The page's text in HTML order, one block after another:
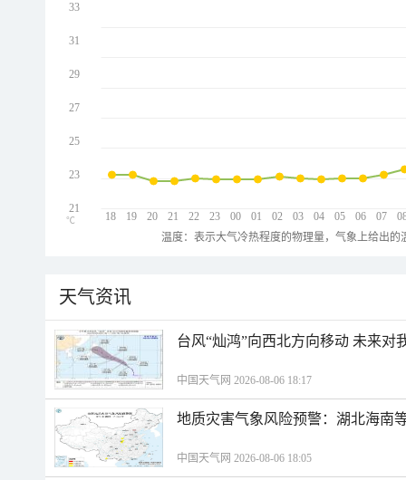
18 19 20 21 22 23 00 01 02 03 04 05 06 07
33
31
29
27
25
23
21
℃
温度：表示大气冷热程度的物理量，气象上给出
天气资讯
台风“灿鸿”向西北方向移动 未来对
中国天气网 2026-08-06 18:17
地质灾害气象风险预警：湖北海南
中国天气网 2026-08-06 18:05